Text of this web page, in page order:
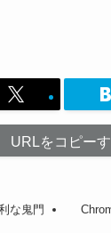
URLをコピー
な鬼門